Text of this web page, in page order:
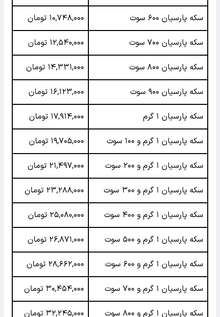
سکه پارسیان ۶۰۰ سوت ۱۰,۷۴۸,۰۰۰ تومان
سکه پارسیان ۷۰۰ سوت ۱۲,۵۴۰,۰۰۰ تومان
سکه پارسیان ۸۰۰ سوت ۱۴,۳۳۱,۰۰۰ تومان
سکه پارسیان ۹۰۰ سوت ۱۶,۱۲۳,۰۰۰ تومان
سکه پارسیان ۱ گرم ۱۷,۹۱۴,۰۰۰ تومان
سکه پارسیان ۱ گرم و ۱۰۰ سوت ۱۹,۷۰۵,۰۰۰ تومان
سکه پارسیان ۱ گرم و ۲۰۰ سوت ۲۱,۴۹۷,۰۰۰ تومان
سکه پارسیان ۱ گرم و ۳۰۰ سوت ۲۳,۲۸۸,۰۰۰ تومان
سکه پارسیان ۱ گرم و ۴۰۰ سوت ۲۵,۰۸۰,۰۰۰ تومان
سکه پارسیان ۱ گرم و ۵۰۰ سوت ۲۶,۸۷۱,۰۰۰ تومان
سکه پارسیان ۱ گرم و ۶۰۰ سوت ۲۸,۶۶۲,۰۰۰ تومان
سکه پارسیان ۱ گرم و ۷۰۰ سوت ۳۰,۴۵۴,۰۰۰ تومان
سکه پارسیان ۱ گرم و ۸۰۰ سوت ۳۲,۲۴۵,۰۰۰ تومان